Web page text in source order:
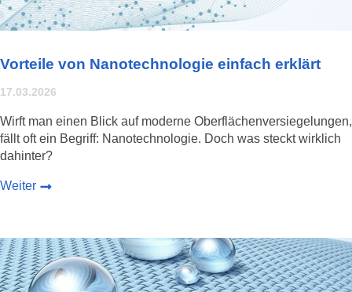
Vorteile von Nanotechnologie einfach erklärt
17.03.2026
Wirft man einen Blick auf moderne Oberflächenversiegelungen,
fällt oft ein Begriff: Nanotechnologie. Doch was steckt wirklich
dahinter?
Weiter